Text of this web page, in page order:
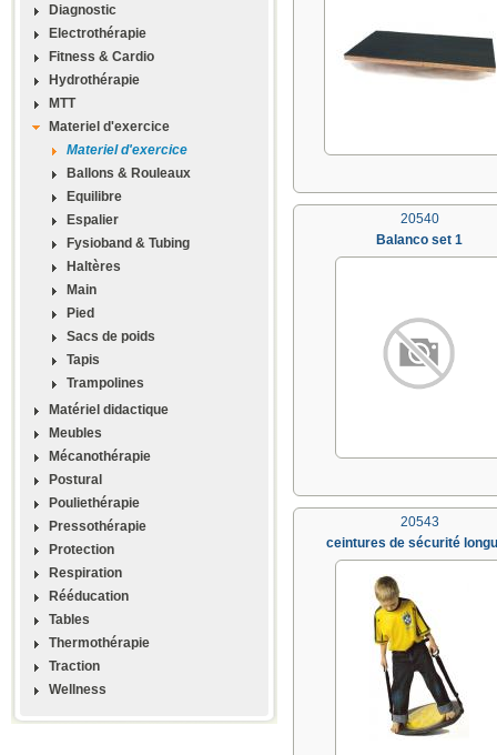
Diagnostic
Electrothérapie
Fitness & Cardio
Hydrothérapie
MTT
Materiel d'exercice
Materiel d'exercice
Ballons & Rouleaux
Equilibre
Espalier
Fysioband & Tubing
Haltères
Main
Pied
Sacs de poids
Tapis
Trampolines
Matériel didactique
Meubles
Mécanothérapie
Postural
Pouliethérapie
Pressothérapie
Protection
Respiration
Rééducation
Tables
Thermothérapie
Traction
Wellness
20540
Balanco set 1
20543
ceintures de sécurité